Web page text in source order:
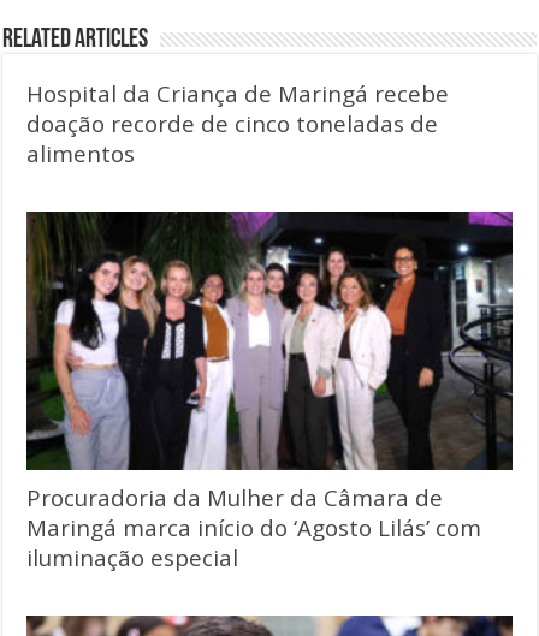
Related Articles
Hospital da Criança de Maringá recebe
doação recorde de cinco toneladas de
alimentos
Procuradoria da Mulher da Câmara de
Maringá marca início do ‘Agosto Lilás’ com
iluminação especial